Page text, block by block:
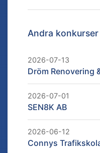
Andra konkurser
2026-07-13
Dröm Renovering
2026-07-01
SEN8K AB
2026-06-12
Connys